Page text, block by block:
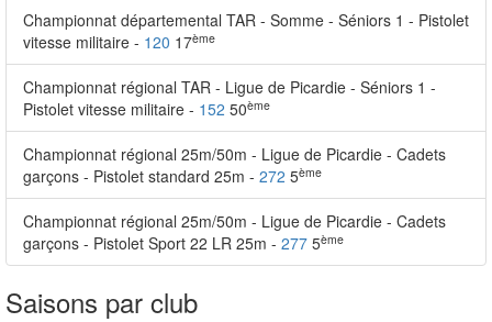
Championnat départemental TAR - Somme - Séniors 1 - Pistolet
vitesse militaire - 120 17ème
Championnat régional TAR - Ligue de Picardie - Séniors 1 -
Pistolet vitesse militaire - 152 50ème
Championnat régional 25m/50m - Ligue de Picardie - Cadets
garçons - Pistolet standard 25m - 272 5ème
Championnat régional 25m/50m - Ligue de Picardie - Cadets
garçons - Pistolet Sport 22 LR 25m - 277 5ème
Saisons par club